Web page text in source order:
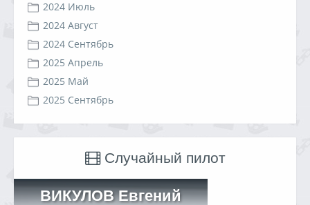
2024 Июль
2024 Август
2024 Сентябрь
2025 Апрель
2025 Май
2025 Сентябрь
Случайный пилот
ВИКУЛОВ Евгений